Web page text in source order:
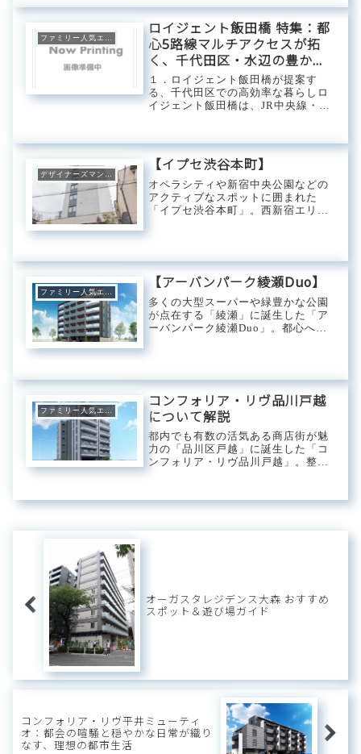
河沿いに位置する大規模レジデンス
です。国際交流拠点として進化を続
ける品川のダ...
ロイジェント飯田橋 特集：都
心5路線マルチアクセスが拓
く、千代田区・水辺の豊かな
日常
１．ロイジェント飯田橋が提案す
る、千代田区での高効率な暮らしロ
イジェント飯田橋は、JR中央線・総
いう、都心屈指のマルチアクセスを
誇る飯田橋駅を最寄りとするレジデ
ンスです。都心中枢...
デザイナーズマンション
【イプセ渋谷本町】
オペラシティや新宿中央公園などの
アクティブなスポットに囲まれた
「イプセ渋谷本町」。西新宿エリア
がっています。都内を周遊する大江
戸線と都営新宿線と...
ファミリー人気エリア
【アーバンパーク綾瀬Duo】
多くの大型スーパーや緑豊かな公園
が点在する「綾瀬」に誕生した「ア
ーバンパーク綾瀬Duo」。都心への
でアクセスが可能。生活利便と通勤
コンフォリア・リヴ品川戸越
について解説
都内でも有数の活気ある商店街が魅
力の「品川区戸越」に誕生した「コ
ンフォリア・リヴ品川戸越」。整っ
イエリアへのアクセス性にも長けて
オーガスタレジデンス大森 おすすめ
スポット＆遊び場ガイド
コンフォリア・リヴ平井ミューティ
オ：都会の喧騒と穏やかな日常が織り
なす、理想の都市生活